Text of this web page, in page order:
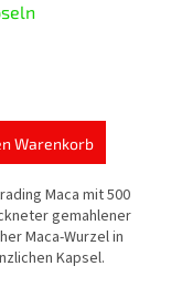
Warenkorb
Maca mit 500
gemahlener
Maca-Wurzel in
Kapsel.